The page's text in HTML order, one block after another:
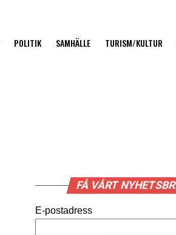
POLITIK SAMHÄLLE TURISM/KULTUR
FÅ VÅRT
E-postadress